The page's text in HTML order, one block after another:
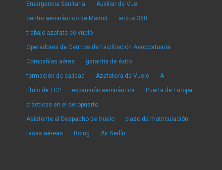
Emergencia Sanitaria Auxiliar de Vuel
centro aeronáutico de Madrid airbus 350
trabajo azafata de vuelo
Operadores de Centros de Facilitación Aeroportuaria
Compañías aérea garantía de éxito
formación de calidad Azafato/a de Vuelo A
título de TCP expansión aeronáutica Puerta de Europa
prácticas en el aeropuerto
Asistente al Despacho de Vuelo plazo de matriculación
tasas aéreas Boing Air Berlín